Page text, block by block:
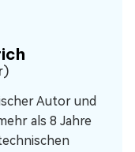
Autor und
als 8 Jahre